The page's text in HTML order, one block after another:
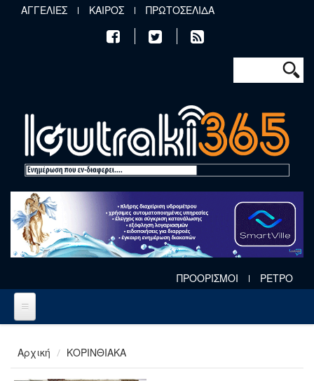
Παράκαμψη προς το κυρίως περιεχόμενο
ΑΓΓΕΛΙΕΣ ΚΑΙΡΟΣ ΠΡΩΤΟΣΕΛΙΔΑ
Φόρμα
Αναζήτηση
ΠΡΟΟΡΙΣΜΟΙ ΡΕΤΡΟ
Αρχική ΚΟΡΙΝΘΙΑΚΑ